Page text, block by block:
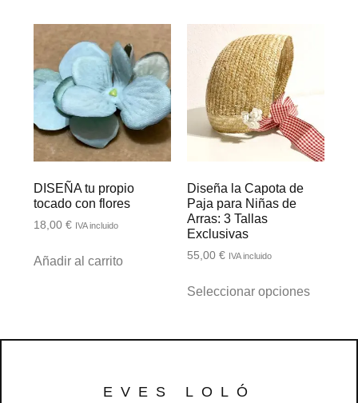
DISEÑA tu propio
tocado con flores
18,00 € IVA incluido
Añadir al carrito
Diseña la Capota de
Paja para Niñas de
Arras: 3 Tallas
Exclusivas
55,00 € IVA incluido
Seleccionar opciones
EVES LOLÓ